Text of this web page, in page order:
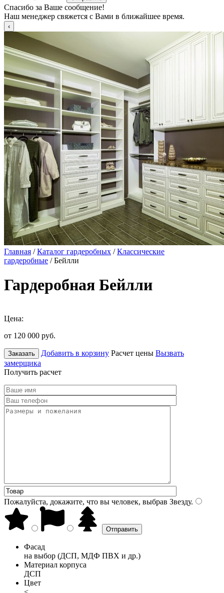
Спасибо за Ваше сообщение!
Наш менеджер свяжется с Вами в ближайшее время.
Главная /Каталог гардеробных /Классические
гардеробные / Бейлли
Гардеробная Бейлли
Цена:
от 120 000 руб.
Заказать Добавить в корзину Расчет цены Вызвать
замерщика
Получить расчет
Пожалуйста, докажите, что вы человек, выбрав Звезду.
Фасад
на выбор (ДСП, МДФ ПВХ и др.)
Материал корпуса
ДСП
Цвет